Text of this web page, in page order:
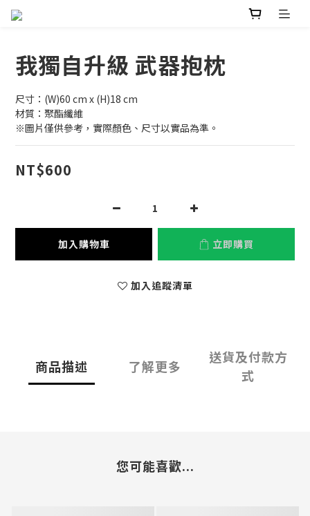
我獨自升級 武器抱枕
尺寸：(W)60 cm x (H)18 cm
材質：聚酯纖維
※圖片僅供參考，實際顏色、尺寸以實品為準。
NT$600
加入購物車 立即購買
加入追蹤清單
商品描述 了解更多
送貨及付款方
式
您可能喜歡...